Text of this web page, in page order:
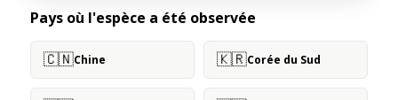
Pays où l'espèce a été observée
🇨🇳Chine 🇰🇷Corée du Sud